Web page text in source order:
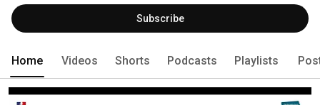
pour lutter contre les pollutions et mieux utiliser l’eau disponible, à travers
un programme pluriannuel d’intervention. Par ailleurs, l’agence de l’eau
organise la concertation avec les acteurs locaux, produit et diffuse la
Subscribe
Home Videos Shorts Podcasts Playlists